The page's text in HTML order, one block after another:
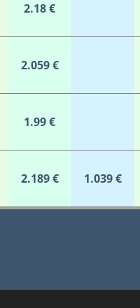
2.18 €
2.059 €
1.99 €
2.189 € 1.039 €